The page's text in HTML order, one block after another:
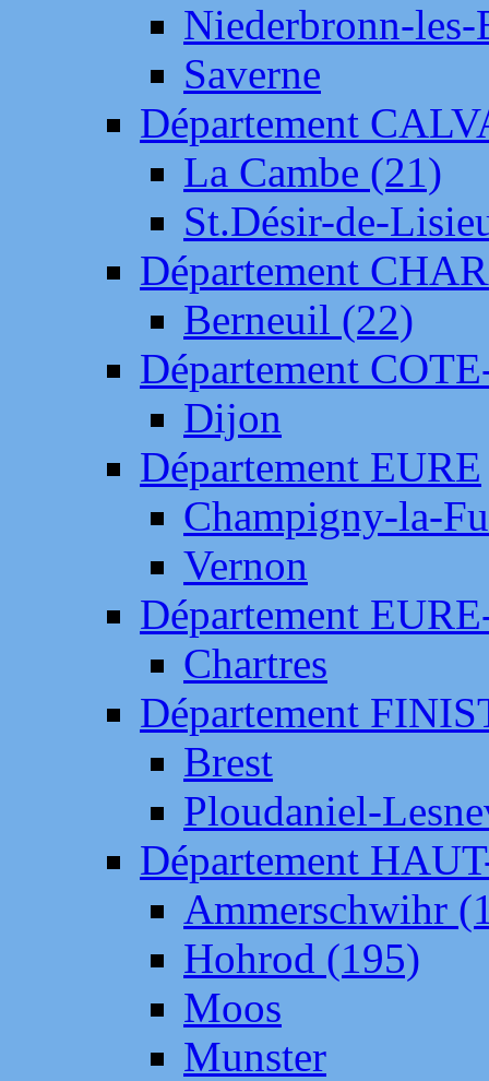
Niederbronn-
Saverne
Département
La Cambe (21)
St.Désir-de-
Département
Berneuil (22)
Département
Dijon
Département EURE
Champigny-la-
Vernon
Département
Chartres
Département
Brest
Ploudaniel-
Département
Ammerschwihr
Hohrod (195)
Moos
Munster